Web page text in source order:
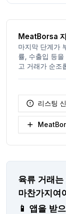
MeatBorsa
마지막 단계가
률, 수출입 등
고 거래가 순조
리스팅
육류 거래
마찬가지여
📱 앱을 받